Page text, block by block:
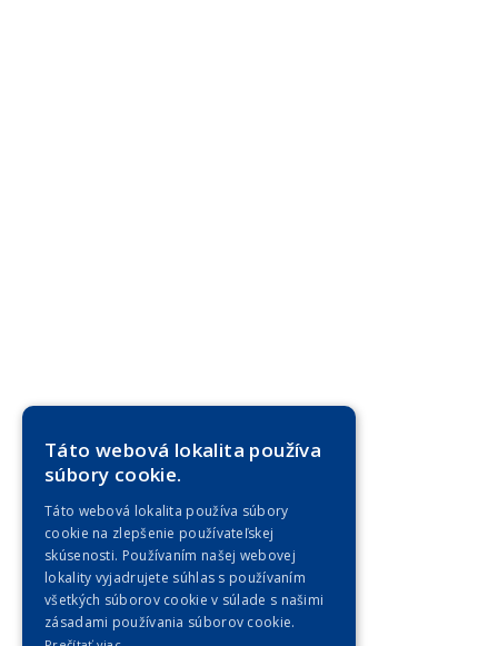
Táto webová lokalita používa
súbory cookie.
Táto webová lokalita používa súbory
cookie na zlepšenie používateľskej
skúsenosti. Používaním našej webovej
lokality vyjadrujete súhlas s používaním
všetkých súborov cookie v súlade s našimi
zásadami používania súborov cookie.